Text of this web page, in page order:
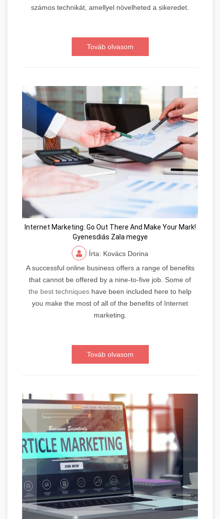
számos technikát, amellyel növelheted a sikeredet.
Továb olvasom
Internet Marketing: Go Out There And Make Your Mark!
Gyenesdiás Zala megye
Írta: Kovács Dorina
A successful online business offers a range of benefits
that cannot be offered by a nine-to-five job. Some of
the best techniques have been included here to help
you make the most of all of the benefits of Internet
marketing.
Továb olvasom